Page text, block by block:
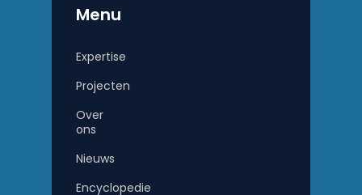
Menu
Expertise
Projecten
Over
ons
Nieuws
Encyclopedie